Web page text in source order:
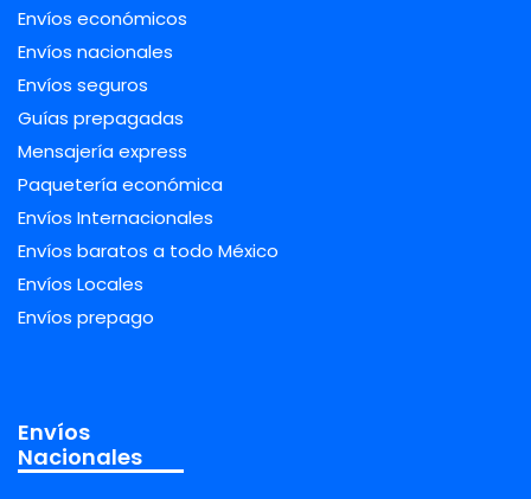
Envíos económicos
Envíos nacionales
Envíos seguros
Guías prepagadas
Mensajería express
Paquetería económica
Envíos Internacionales
Envíos baratos a todo México
Envíos Locales
Envíos prepago
Envíos
Nacionales